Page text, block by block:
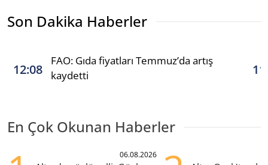
Son Dakika Haberler
12:08
FAO: Gıda fiyatları Temmuz’da artış
kaydetti
En Çok Okunan Haberler
06.08.2026